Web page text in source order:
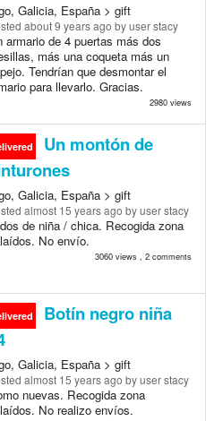
Galicia, España > gift
about 9 years ago by user stacy
armario de 4 puertas más dos
más una coqueta más un
Tendrían que desmontar el
para llevarlo. Gracias.
2980 views
Un montón de
Galicia, España > gift
almost 15 years ago by user stacy
de niña / chica. Recogida zona
No envío.
3060 views , 2 comments
Botín negro niña
Galicia, España > gift
almost 15 years ago by user stacy
nuevas. Recogida zona
No realizo envíos.